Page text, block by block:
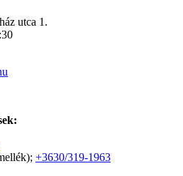
utca 1.
+3630/319-1963